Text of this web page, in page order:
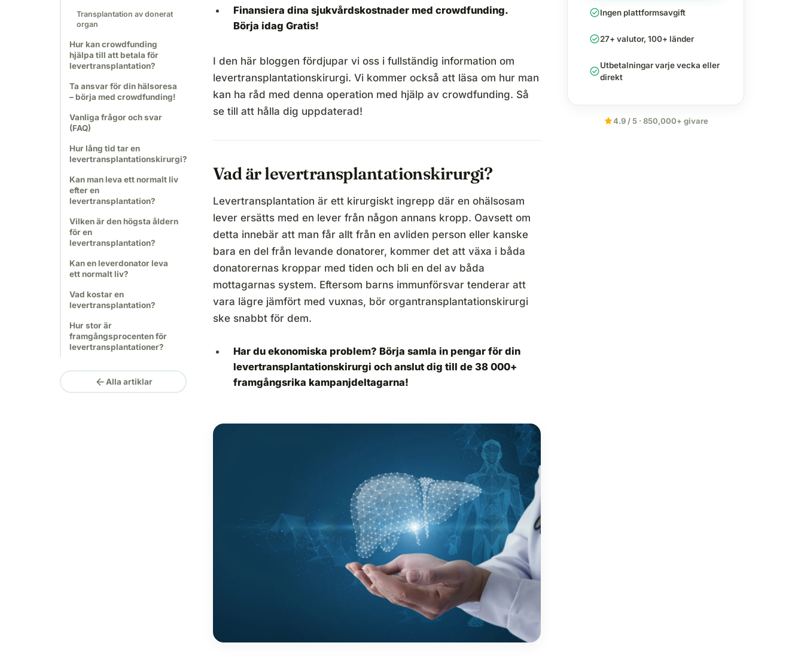
Transplantation av donerat
organ
Hur kan crowdfunding
hjälpa till att betala för
levertransplantation?
Ta ansvar för din hälsoresa
– börja med crowdfunding!
Vanliga frågor och svar
(FAQ)
Hur lång tid tar en
levertransplantationskirurgi?
Kan man leva ett normalt liv
efter en
levertransplantation?
Vilken är den högsta åldern
för en
levertransplantation?
Kan en leverdonator leva
ett normalt liv?
Vad kostar en
levertransplantation?
Hur stor är
framgångsprocenten för
levertransplantationer?
arrow_backAlla artiklar
Finansiera dina sjukvårdskostnader med crowdfunding.
Börja idag Gratis!
I den här bloggen fördjupar vi oss i fullständig information om
levertransplantationskirurgi. Vi kommer också att läsa om hur man
kan ha råd med denna operation med hjälp av crowdfunding. Så
se till att hålla dig uppdaterad!
Vad är levertransplantationskirurgi?
Levertransplantation är ett kirurgiskt ingrepp där en ohälsosam
lever ersätts med en lever från någon annans kropp. Oavsett om
detta innebär att man får allt från en avliden person eller kanske
bara en del från levande donatorer, kommer det att växa i båda
donatorernas kroppar med tiden och bli en del av båda
mottagarnas system. Eftersom barns immunförsvar tenderar att
vara lägre jämfört med vuxnas, bör organtransplantationskirurgi
ske snabbt för dem.
Har du ekonomiska problem? Börja samla in pengar för din
levertransplantationskirurgi och anslut dig till de 38 000+
framgångsrika kampanjdeltagarna!
check_circleIngen plattformsavgift
check_circle27+ valutor, 100+ länder
check_circleUtbetalningar varje vecka eller
direkt
star4.9 / 5 · 850,000+ givare